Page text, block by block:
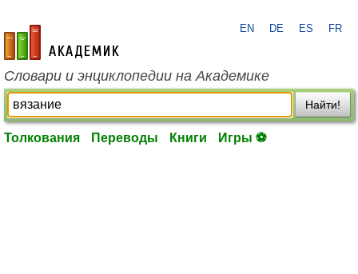
academic.ru
EN DE ES FR
Словари и энциклопедии на Академике
Найти!
Толкования Переводы Книги Игры ⚽